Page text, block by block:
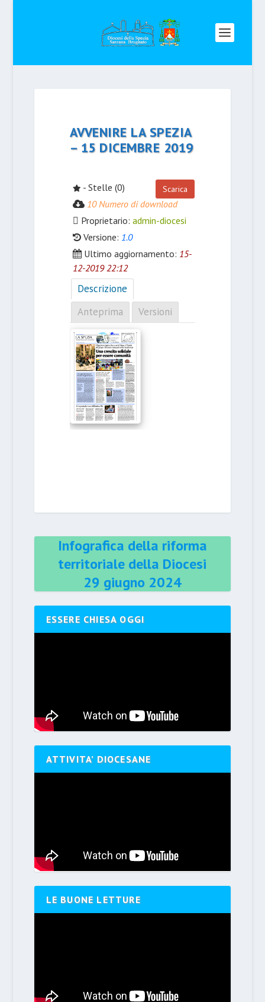
AVVENIRE LA SPEZIA
– 15 DICEMBRE 2019
Scarica
- Stelle (0)
10 Numero di download
Proprietario: admin-diocesi
Versione: 1.0
Ultimo aggiornamento: 15-
12-2019 22:12
Descrizione
Anteprima
Versioni
Infografica della riforma
territoriale della Diocesi
29 giugno 2024
ESSERE CHIESA OGGI
ATTIVITA’ DIOCESANE
LE BUONE LETTURE